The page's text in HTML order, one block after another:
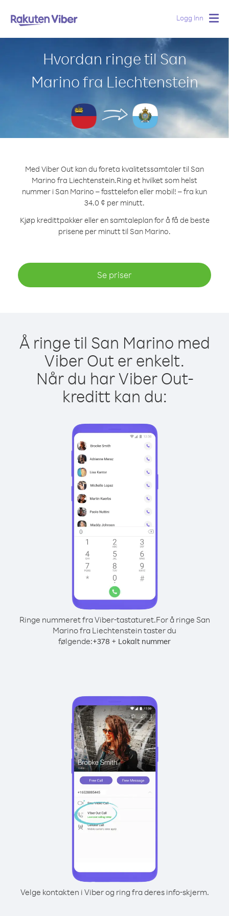
Logg Inn
Hvordan ringe til San
Marino fra Liechtenstein
Med Viber Out kan du foreta kvalitetssamtaler til San
Marino fra Liechtenstein.Ring et hvilket som helst
nummer i San Marino – fasttelefon eller mobil! – fra kun
34.0 ¢ per minutt.
Kjøp kredittpakker eller en samtaleplan for å få de beste
prisene per minutt til San Marino.
Se priser
Å ringe til San Marino med
Viber Out er enkelt.
Når du har Viber Out-
kreditt kan du:
Ringe nummeret fra Viber-tastaturet.For å ringe San
Marino fra Liechtenstein taster du
følgende:+378 + Lokalt nummer
Velge kontakten i Viber og ring fra deres info-skjerm.